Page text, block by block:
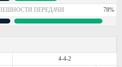
ПЕРЕДАЧИ 78%
4-4-2